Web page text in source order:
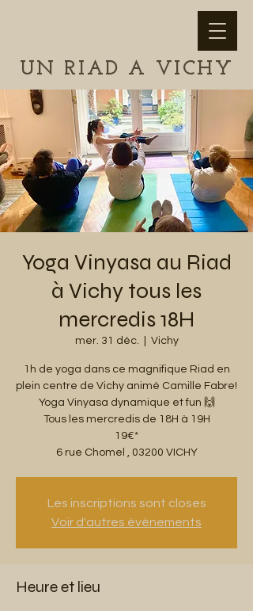
UN RIAD A VICHY
Yoga Vinyasa au Riad
à Vichy tous les
mercredis 18H
mer. 31 déc. Vichy
1h de yoga dans ce magnifique Riad en
plein centre de Vichy animé Camille Fabre!
Yoga Vinyasa dynamique et fun 🙌
Tous les mercredis de 18H à 19H
19€*
6 rue Chomel , 03200 VICHY
Les inscriptions sont closes
Voir d'autres événements
Heure et lieu